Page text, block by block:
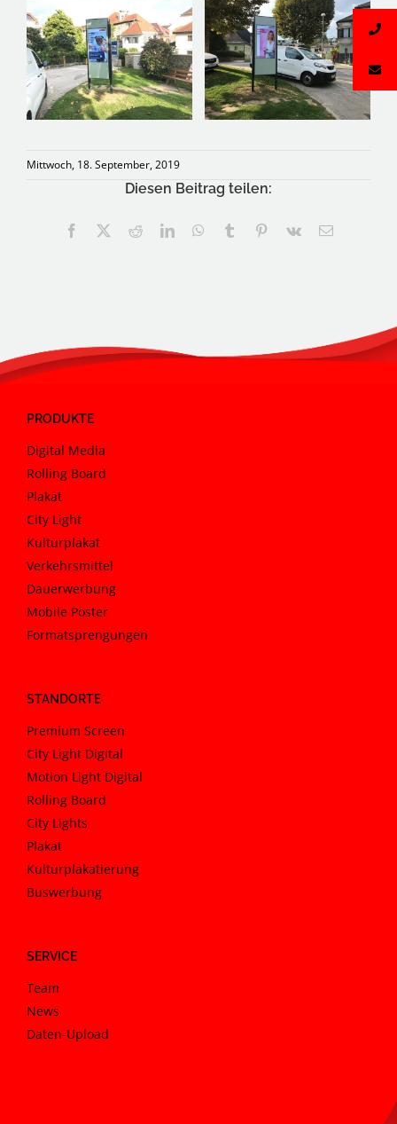
Mittwoch, 18. September, 2019
Diesen Beitrag teilen:
Facebook RedditLinkedInWhatsApp
Tumblr Pinterest
Vk
E-
PRODUKTE
Digital Media
Rolling Board
Plakat
City Light
Kulturplakat
Verkehrsmittel
Dauerwerbung
Mobile Poster
Formatsprengungen
STANDORTE
Premium Screen
City Light Digital
Motion Light Digital
Rolling Board
City Lights
Plakat
Kulturplakatierung
Buswerbung
SERVICE
Team
News
Daten-Upload